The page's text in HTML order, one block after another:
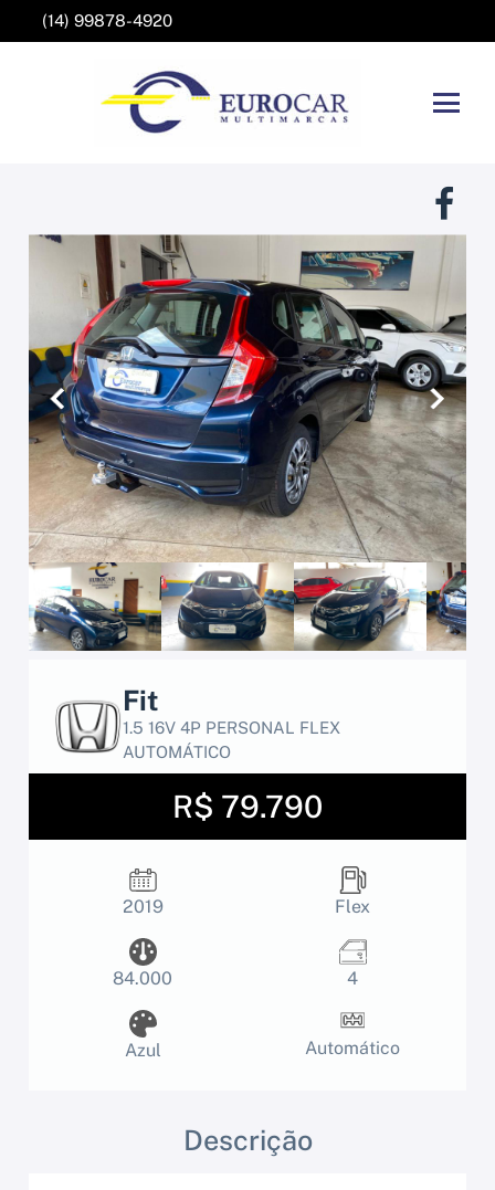
(14) 99878-4920
Fit
1.5 16V 4P PERSONAL FLEX
AUTOMÁTICO
R$ 79.790
2019 Flex
84.000 4
Azul Automático
Anterior Próximo
Descrição